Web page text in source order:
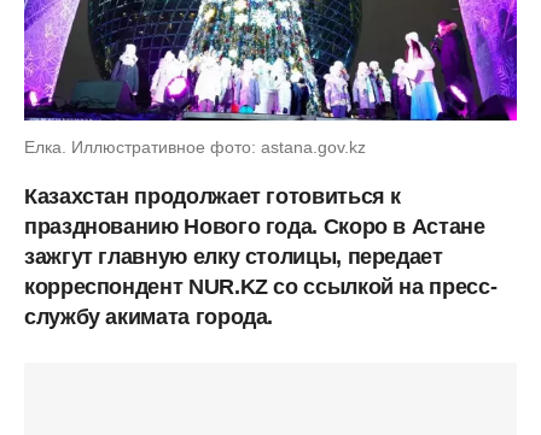
Елка. Иллюстративное фото: astana.gov.kz
Казахстан продолжает готовиться к
празднованию Нового года. Скоро в Астане
зажгут главную елку столицы, передает
корреспондент NUR.KZ со ссылкой на пресс-
службу акимата города.